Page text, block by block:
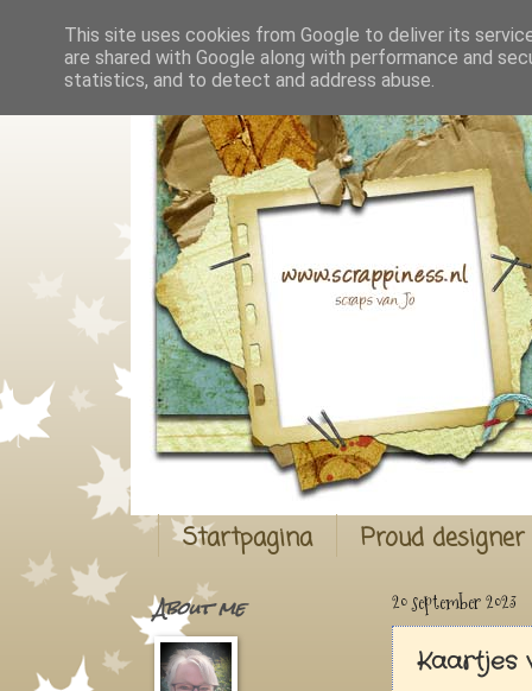
Startpagina Proud
20 september 2023
Kaartjes
About me
This site uses cookies from Google to deliver its
are shared with Google along with performance and
statistics, and to detect and address abuse.